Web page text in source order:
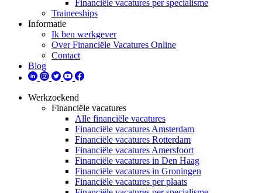
Financiële vacatures per specialisme
Traineeships
Informatie
Ik ben werkgever
Over Financiële Vacatures Online
Contact
Blog
Werkzoekend
Financiële vacatures
Alle financiële vacatures
Financiële vacatures Amsterdam
Financiële vacatures Rotterdam
Financiële vacatures Amersfoort
Financiële vacatures in Den Haag
Financiële vacatures in Groningen
Financiële vacatures per plaats